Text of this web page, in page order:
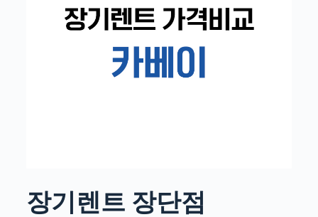
장기렌트 장단점